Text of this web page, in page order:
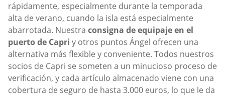
rápidamente, especialmente durante la temporada
alta de verano, cuando la isla está especialmente
abarrotada. Nuestra consigna de equipaje en el
puerto de Capri y otros puntos Ángel ofrecen una
alternativa más flexible y conveniente. Todos nuestros
socios de Capri se someten a un minucioso proceso de
verificación, y cada artículo almacenado viene con una
cobertura de seguro de hasta 3.000 euros, lo que le da